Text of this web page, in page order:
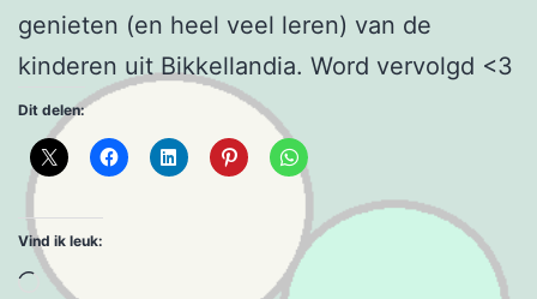
genieten (en heel veel leren) van de
kinderen uit Bikkellandia. Word vervolgd <3
Dit delen:
Vind ik leuk:
Aan